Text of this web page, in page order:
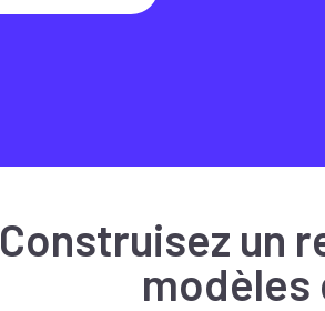
Construisez un
modèles